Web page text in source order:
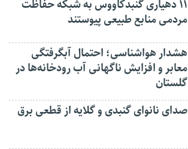
۱۱ دهیاری گنبدکاووس به شبکه حفاظت
مردمی منابع طبیعی پیوستند
هشدار هواشناسی؛ احتمال آبگرفتگی
معابر و افزایش ناگهانی آب رودخانه‌ها در
گلستان
صدای نانوای گنبدی و گلایه از قطعی برق